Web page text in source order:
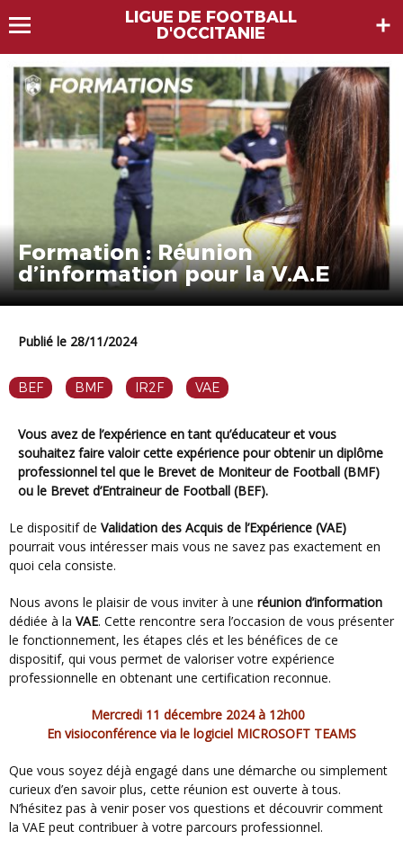
LIGUE DE FOOTBALL
D'OCCITANIE
Formation : Réunion
d’information pour la V.A.E
Publié le 28/11/2024
BEF BMF IR2F VAE
Vous avez de l’expérience en tant qu’éducateur et vous
souhaitez faire valoir cette expérience pour obtenir un diplôme
professionnel tel que le Brevet de Moniteur de Football (BMF)
ou le Brevet d’Entraineur de Football (BEF).
Le dispositif de Validation des Acquis de l’Expérience (VAE)
pourrait vous intéresser mais vous ne savez pas exactement en
quoi cela consiste.
Nous avons le plaisir de vous inviter à une réunion d’information
dédiée à la VAE. Cette rencontre sera l’occasion de vous présenter
le fonctionnement, les étapes clés et les bénéfices de ce
dispositif, qui vous permet de valoriser votre expérience
professionnelle en obtenant une certification reconnue.
Mercredi 11 décembre 2024 à 12h00
En visioconférence via le logiciel MICROSOFT TEAMS
Que vous soyez déjà engagé dans une démarche ou simplement
curieux d’en savoir plus, cette réunion est ouverte à tous.
N’hésitez pas à venir poser vos questions et découvrir comment
la VAE peut contribuer à votre parcours professionnel.